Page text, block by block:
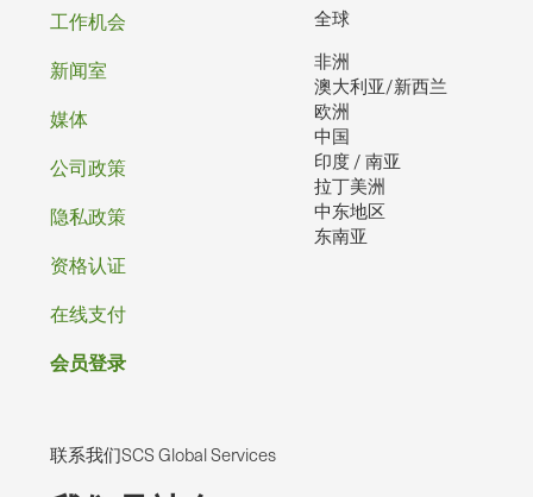
全球
非洲
澳大利亚/新西兰
欧洲
中国
印度 / 南亚
拉丁美洲
中东地区
东南亚
页
脚
工作机会
新闻室
媒体
公司政策
隐私政策
资格认证
在线支付
会员登录
联系我们SCS Global Services